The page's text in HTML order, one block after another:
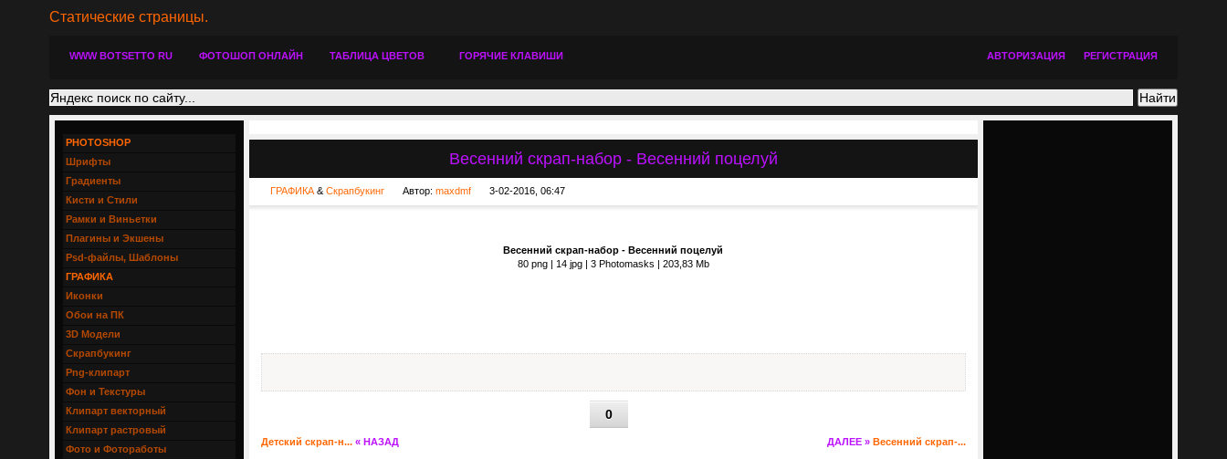
Статические страницы.
WWW BOTSETTO RU ФОТОШОП ОНЛАЙН ТАБЛИЦА ЦВЕТОВ ГОРЯЧИЕ КЛАВИШИ АВТОРИЗАЦИЯ РЕГИСТРАЦИЯ
Весенний скрап-набор - Весенний поцелуй
ГРАФИКА& Скрапбукинг Автор: maxdmf 3-02-2016, 06:47
Весенний скрап-набор - Весенний поцелуй
80 png | 14 jpg | 3 Photomasks | 203,83 Mb
0
Детский скрап-н... « НАЗАД ДАЛЕЕ » Весенний скрап-...
PHOTOSHOP
Шрифты
Градиенты
Кисти и Стили
Рамки и Виньетки
Плагины и Экшены
Psd-файлы, Шаблоны
ГРАФИКА
Иконки
Обои на ПК
3D Модели
Скрапбукинг
Png-клипарт
Фон и Текстуры
Клипарт векторный
Клипарт растровый
Фото и Фотоработы